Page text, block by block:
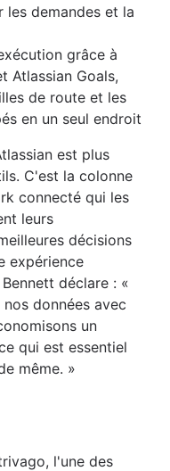
demandes et la
grâce à
Atlassian Goals,
de route et les
en un seul endroit
est plus
C'est la colonne
connecté qui les
leurs
décisions
expérience
déclare : «
données avec
un
qui est essentiel
même. »
l'une des